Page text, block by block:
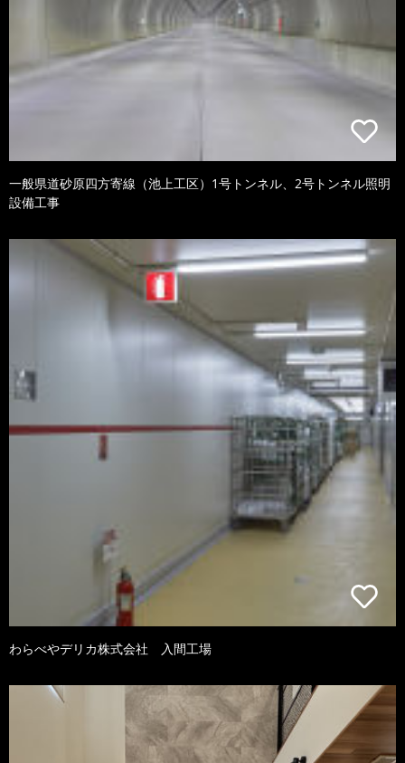
一般県道砂原四方寄線（池上工区）1号トンネル、2号トンネル照明
設備工事
わらべやデリカ株式会社 入間工場